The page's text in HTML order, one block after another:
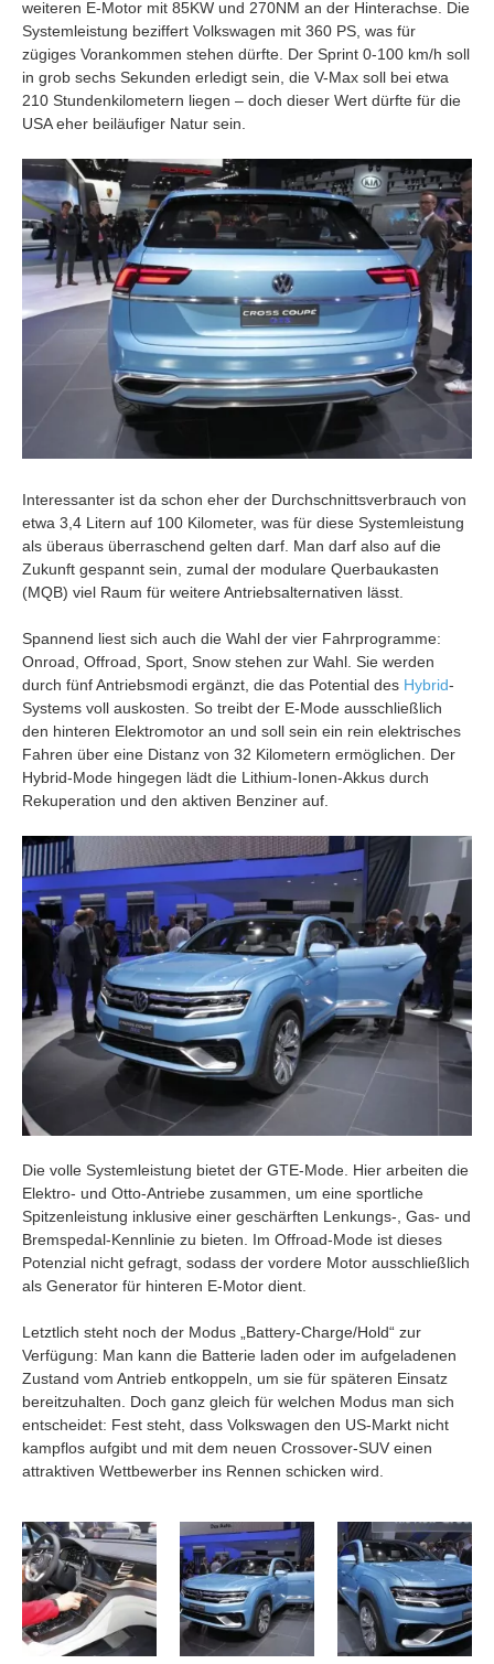
weiteren E-Motor mit 85KW und 270NM an der Hinterachse. Die
Systemleistung beziffert Volkswagen mit 360 PS, was für
zügiges Vorankommen stehen dürfte. Der Sprint 0-100 km/h soll
in grob sechs Sekunden erledigt sein, die V-Max soll bei etwa
210 Stundenkilometern liegen – doch dieser Wert dürfte für die
USA eher beiläufiger Natur sein.
Interessanter ist da schon eher der Durchschnittsverbrauch von
etwa 3,4 Litern auf 100 Kilometer, was für diese Systemleistung
als überaus überraschend gelten darf. Man darf also auf die
Zukunft gespannt sein, zumal der modulare Querbaukasten
(MQB) viel Raum für weitere Antriebsalternativen lässt.
Spannend liest sich auch die Wahl der vier Fahrprogramme:
Onroad, Offroad, Sport, Snow stehen zur Wahl. Sie werden
durch fünf Antriebsmodi ergänzt, die das Potential des Hybrid-
Systems voll auskosten. So treibt der E-Mode ausschließlich
den hinteren Elektromotor an und soll sein ein rein elektrisches
Fahren über eine Distanz von 32 Kilometern ermöglichen. Der
Hybrid-Mode hingegen lädt die Lithium-Ionen-Akkus durch
Rekuperation und den aktiven Benziner auf.
Die volle Systemleistung bietet der GTE-Mode. Hier arbeiten die
Elektro- und Otto-Antriebe zusammen, um eine sportliche
Spitzenleistung inklusive einer geschärften Lenkungs-, Gas- und
Bremspedal-Kennlinie zu bieten. Im Offroad-Mode ist dieses
Potenzial nicht gefragt, sodass der vordere Motor ausschließlich
als Generator für hinteren E-Motor dient.
Letztlich steht noch der Modus „Battery-Charge/Hold“ zur
Verfügung: Man kann die Batterie laden oder im aufgeladenen
Zustand vom Antrieb entkoppeln, um sie für späteren Einsatz
bereitzuhalten. Doch ganz gleich für welchen Modus man sich
entscheidet: Fest steht, dass Volkswagen den US-Markt nicht
kampflos aufgibt und mit dem neuen Crossover-SUV einen
attraktiven Wettbewerber ins Rennen schicken wird.